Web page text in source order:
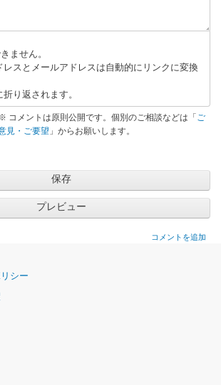
ません。
レスとメールアドレスは自動的にリンクに変換
り返されます。
コメントは原則公開です。個別のご相談などは「 ご
見・ご要望 」からお願いします。
コメントを追加
シー